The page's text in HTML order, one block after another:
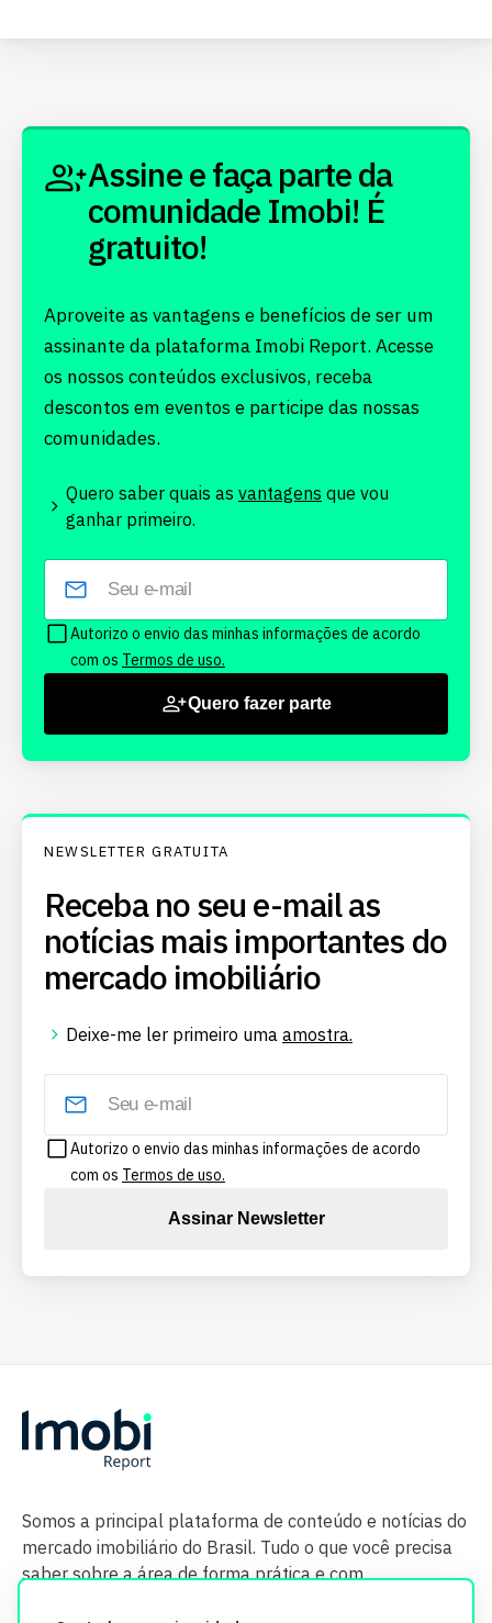
Assine e faça parte da
comunidade Imobi! É
gratuito!
Aproveite as vantagens e benefícios de ser um
assinante da plataforma Imobi Report. Acesse
os nossos conteúdos exclusivos, receba
descontos em eventos e participe das nossas
comunidades.
Quero saber quais as vantagens que vou
ganhar primeiro.
Autorizo o envio das minhas informações de acordo
com os Termos de uso.
Quero fazer parte
NEWSLETTER GRATUITA
Receba no seu e-mail as
notícias mais importantes do
mercado imobiliário
Deixe-me ler primeiro uma amostra.
Autorizo o envio das minhas informações de acordo
com os Termos de uso.
Assinar Newsletter
Somos a principal plataforma de conteúdo e notícias do
mercado imobiliário do Brasil. Tudo o que você precisa
saber sobre a área de forma prática e com